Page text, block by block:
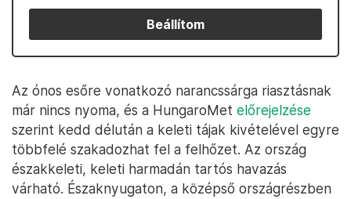
Beállítom
Az ónos esőre vonatkozó narancssárga riasztásnak
már nincs nyoma, és a HungaroMet előrejelzése
szerint kedd délután a keleti tájak kivételével egyre
többfelé szakadozhat fel a felhőzet. Az ország
északkeleti, keleti harmadán tartós havazás
várható. Északnyugaton, a középső országrészben